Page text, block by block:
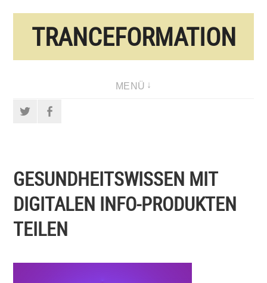
TRANCEFORMATION
MENÜ
Twitter
GESUNDHEITSWISSEN MIT
DIGITALEN INFO-PRODUKTEN
TEILEN